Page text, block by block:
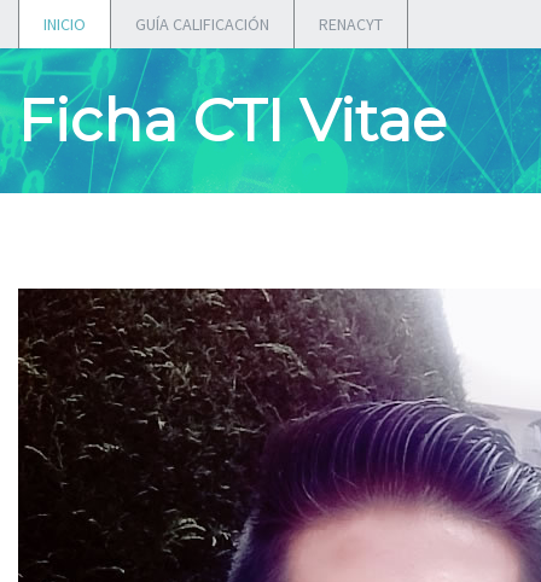
INICIO GUÍA CALIFICACIÓN RENACYT
Ficha CTI Vitae